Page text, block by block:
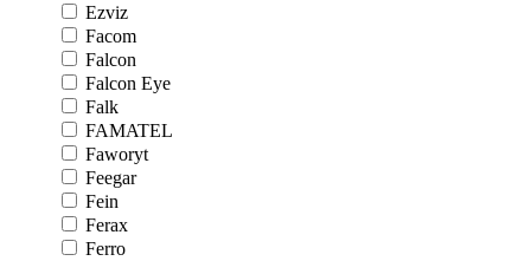
Ezviz
Facom
Falcon
Falcon Eye
Falk
FAMATEL
Faworyt
Feegar
Fein
Ferax
Ferro